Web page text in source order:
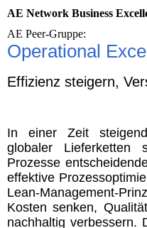
AE Network Business
AE Peer-Gruppe:
Operational
Effizienz steigern,
In einer Zeit
globaler Lieferketten
Prozesse
effektive
Lean-Management-
Kosten senken,
nachhaltig verbessern.